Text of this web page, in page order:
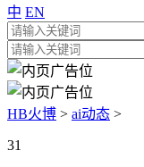
中 EN
HB火博 > ai动态 >
31